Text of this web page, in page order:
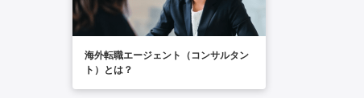
海外転職エージェント（コンサルタン
ト）とは？